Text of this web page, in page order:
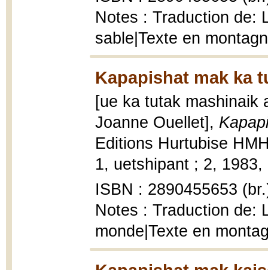
Notes : Traduction de:
sable|Texte en
Kapapishat mak ka
[ue ka tutak mashinaik
Joanne Ouellet],
Editions Hurtubise
1, uetshipant ; 2,
ISBN : 2890455653
Notes : Traduction de:
monde|Texte en